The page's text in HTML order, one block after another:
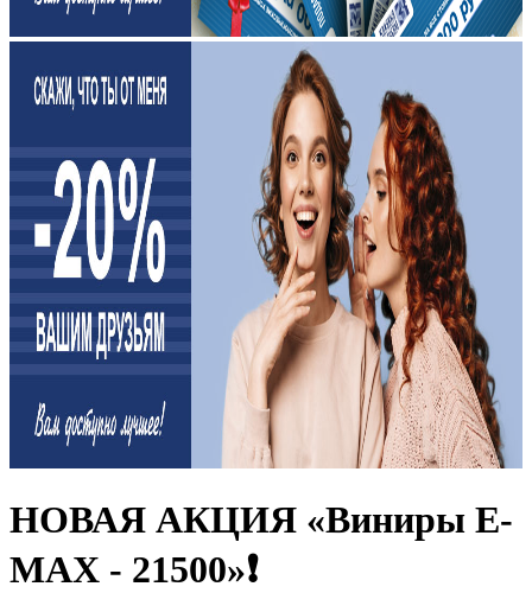
НОВАЯ АКЦИЯ «Виниры Е-
МАХ - 21500»❗